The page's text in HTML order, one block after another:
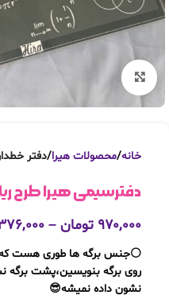
بزرگنمایی تصویر
خانه محصولات هیرا دفتر
دفترسیمی هیرا طرح
۹۷۰,۰۰۰ تومان –
⚪️جنس برگه ها طوری هست که
روی برگه بنویسین،پشت برگه
نشون داده نمیشه😎